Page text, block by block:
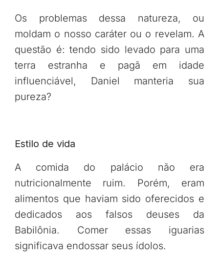
Os problemas dessa natureza, ou
moldam o nosso caráter ou o revelam. A
questão é: tendo sido levado para uma
terra estranha e pagã em idade
influenciável, Daniel manteria sua
pureza?
Estilo de vida
A comida do palácio não era
nutricionalmente ruim. Porém, eram
alimentos que haviam sido oferecidos e
dedicados aos falsos deuses da
Babilônia. Comer essas iguarias
significava endossar seus ídolos.